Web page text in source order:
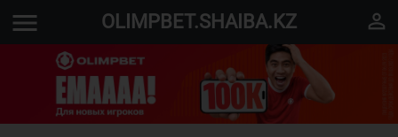
menu OLIMPBET.SHAIBA.KZ perm_identity